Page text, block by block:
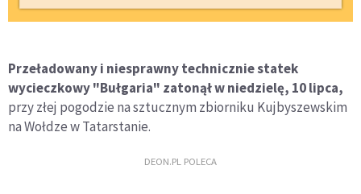
Przeładowany i niesprawny technicznie statek
wycieczkowy "Bułgaria" zatonął w niedzielę, 10 lipca,
przy złej pogodzie na sztucznym zbiorniku Kujbyszewskim
na Wołdze w Tatarstanie.
DEON.PL POLECA